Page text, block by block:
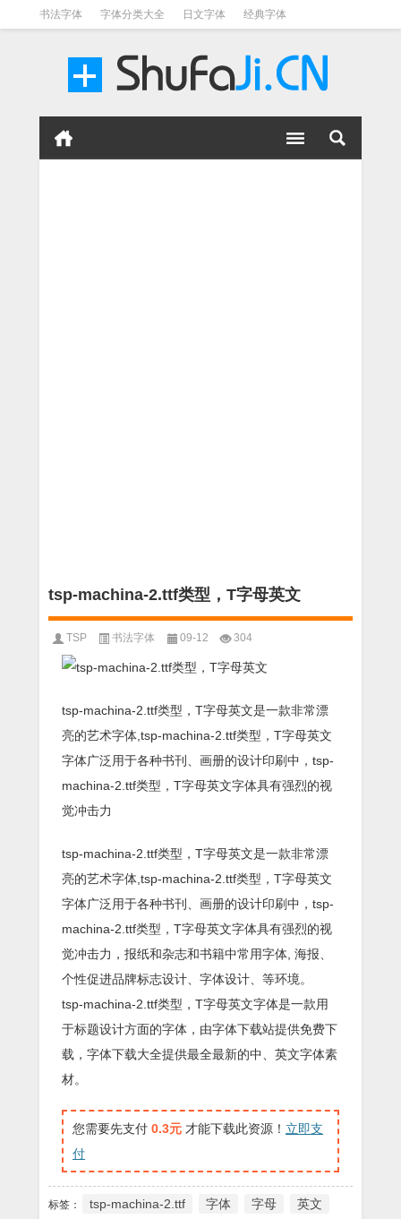
书法字体 字体分类大全 日文字体 经典字体
tsp-machina-2.ttf类型，T字母英文
TSP 书法字体 09-12 304
tsp-machina-2.ttf类型，T字母英文是一款非常漂
亮的艺术字体,tsp-machina-2.ttf类型，T字母英文
字体广泛用于各种书刊、画册的设计印刷中，tsp-
machina-2.ttf类型，T字母英文字体具有强烈的视
觉冲击力
tsp-machina-2.ttf类型，T字母英文是一款非常漂
亮的艺术字体,tsp-machina-2.ttf类型，T字母英文
字体广泛用于各种书刊、画册的设计印刷中，tsp-
machina-2.ttf类型，T字母英文字体具有强烈的视
觉冲击力，报纸和杂志和书籍中常用字体, 海报、
个性促进品牌标志设计、字体设计、等环境。
tsp-machina-2.ttf类型，T字母英文字体是一款用
于标题设计方面的字体，由字体下载站提供免费下
载，字体下载大全提供最全最新的中、英文字体素
材。
您需要先支付 0.3元 才能下载此资源！ 立即支
付
标签： tsp-machina-2.ttf 字体 字母 英文